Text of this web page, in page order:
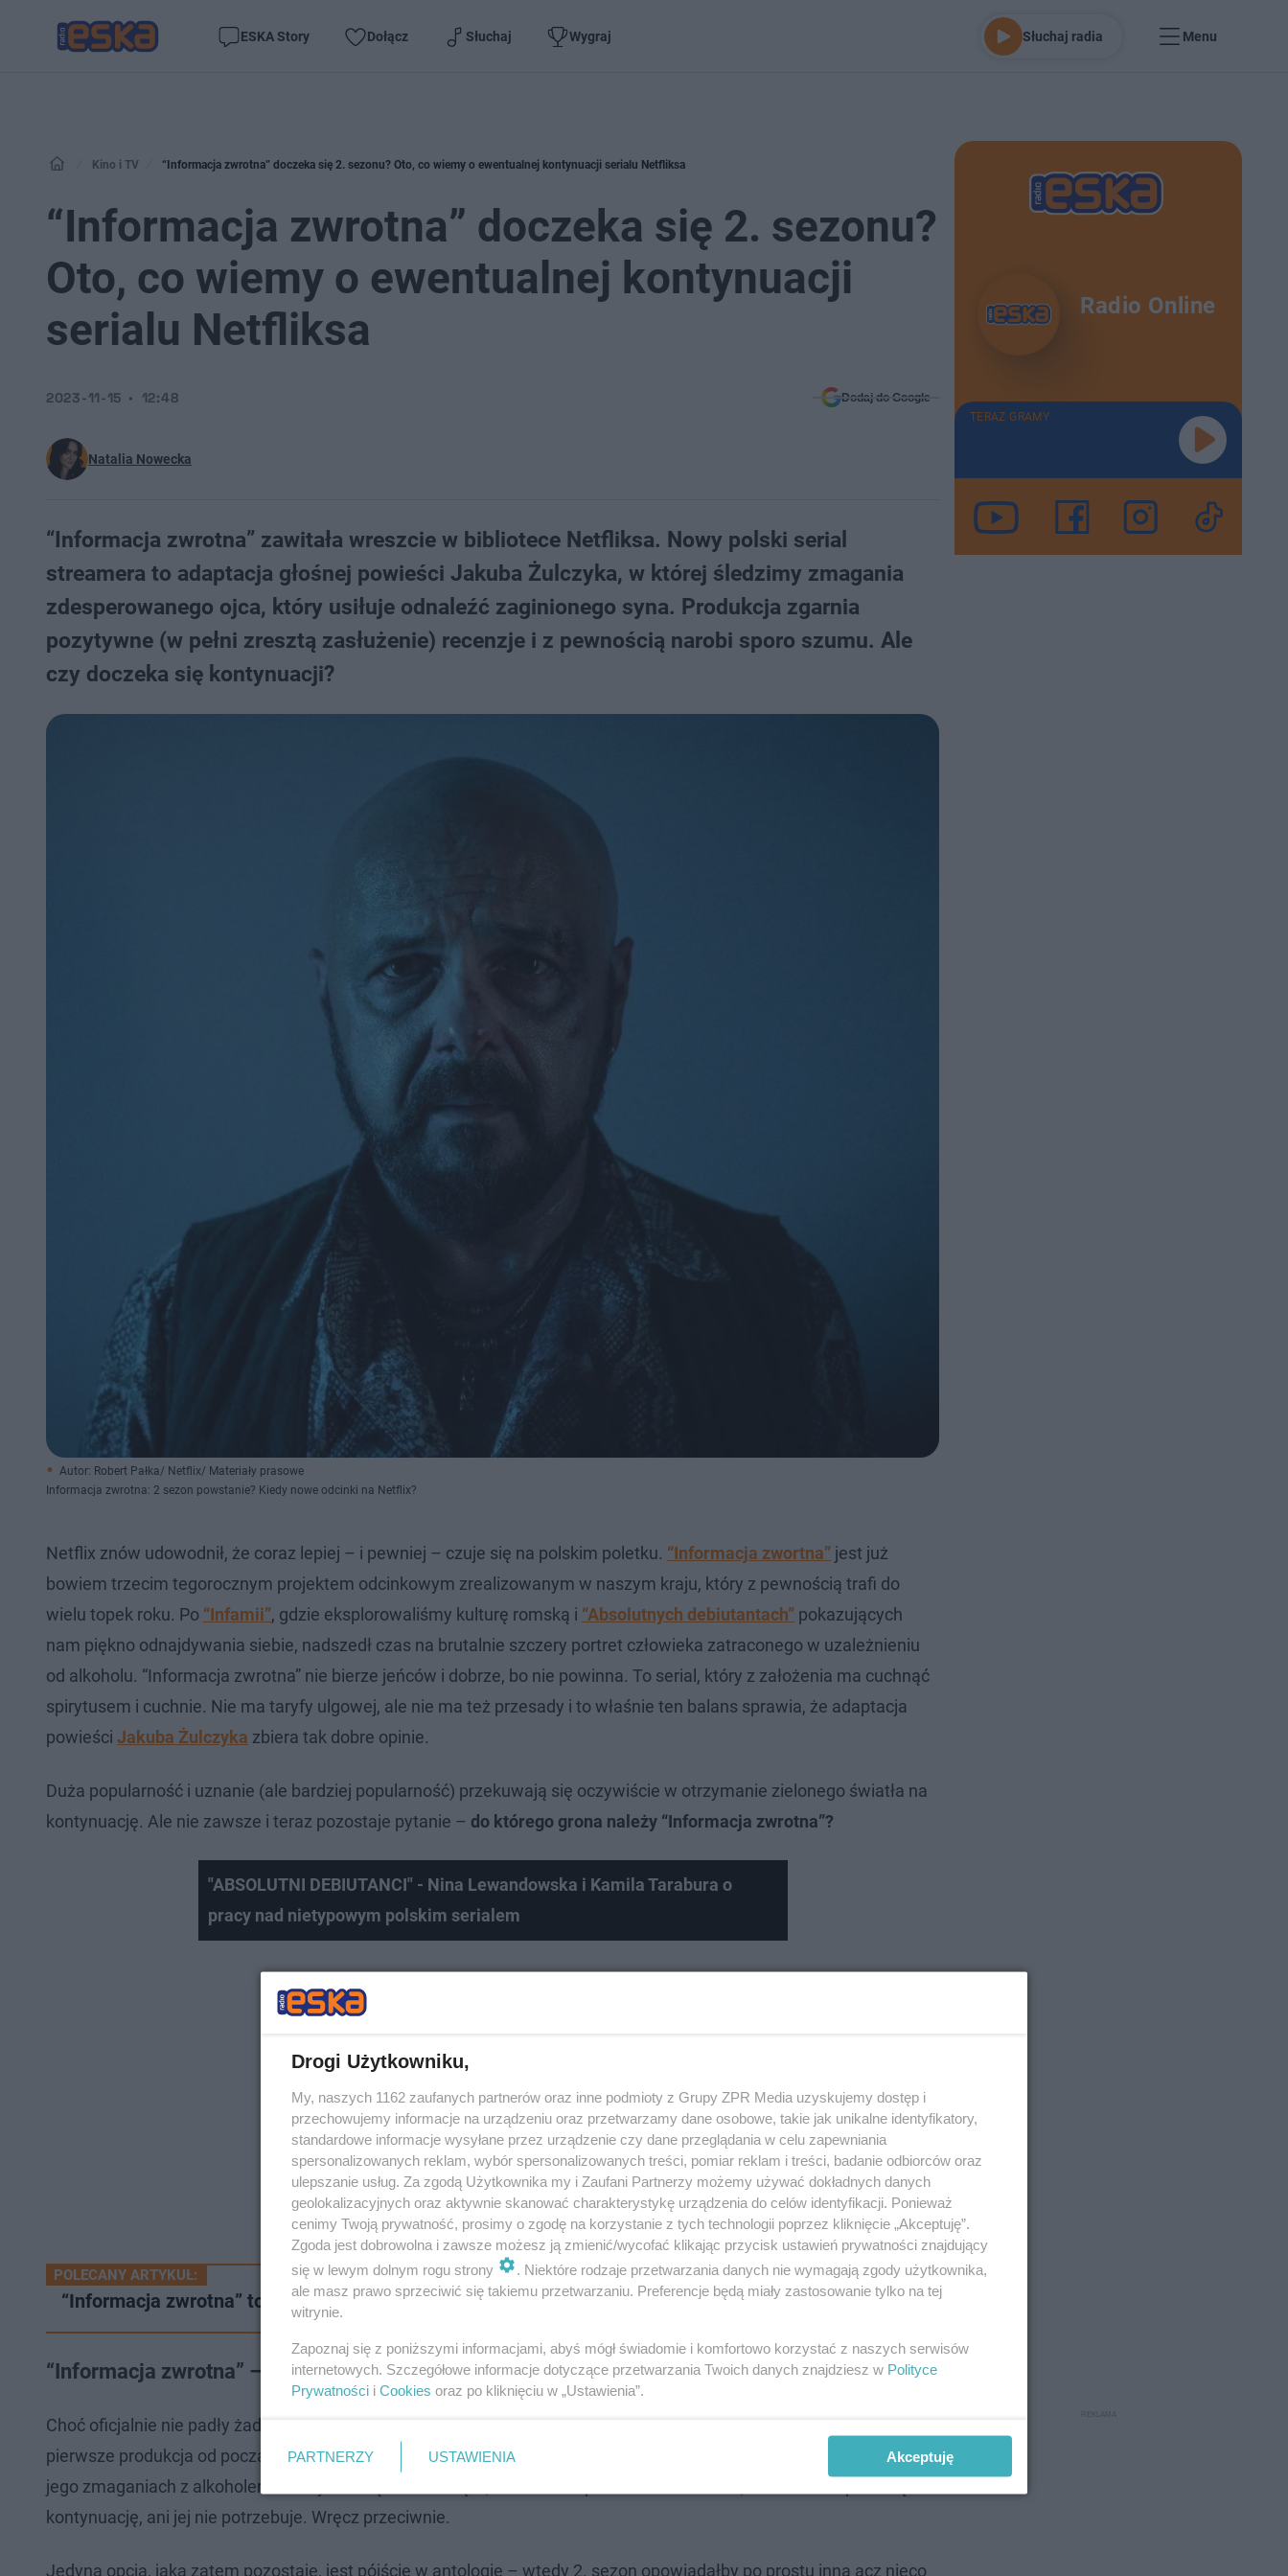
ESKA Story Dołącz Słuchaj Wygraj Słuchaj radia Menu
Kino i TV “Informacja zwrotna” doczeka się 2. sezonu? Oto, co wiemy o ewentualnej kontynuacji serialu Netfliksa
“Informacja zwrotna” doczeka się 2. sezonu?
Oto, co wiemy o ewentualnej kontynuacji
serialu Netfliksa
Natalia Nowecka
2023-11-15 12:48 Dodaj do Google
“Informacja zwrotna” zawitała wreszcie w bibliotece Netfliksa. Nowy polski serial
streamera to adaptacja głośnej powieści Jakuba Żulczyka, w której śledzimy zmagania
zdesperowanego ojca, który usiłuje odnaleźć zaginionego syna. Produkcja zgarnia
pozytywne (w pełni zresztą zasłużenie) recenzje i z pewnością narobi sporo szumu. Ale
czy doczeka się kontynuacji?
Autor: Robert Pałka/ Netflix/ Materiały prasowe
Informacja zwrotna: 2 sezon powstanie? Kiedy nowe odcinki na Netflix?
Netflix znów udowodnił, że coraz lepiej – i pewniej – czuje się na polskim poletku. “Informacja zwortna” jest już
bowiem trzecim tegorocznym projektem odcinkowym zrealizowanym w naszym kraju, który z pewnością trafi do
wielu topek roku. Po “Infamii”, gdzie eksplorowaliśmy kulturę romską i “Absolutnych debiutantach” pokazujących
nam piękno odnajdywania siebie, nadszedł czas na brutalnie szczery portret człowieka zatraconego w uzależnieniu
od alkoholu. “Informacja zwrotna” nie bierze jeńców i dobrze, bo nie powinna. To serial, który z założenia ma cuchnąć
spirytusem i cuchnie. Nie ma taryfy ulgowej, ale nie ma też przesady i to właśnie ten balans sprawia, że adaptacja
powieści Jakuba Żulczyka zbiera tak dobre opinie.
Duża popularność i uznanie (ale bardziej popularność) przekuwają się oczywiście w otrzymanie zielonego światła na
kontynuację. Ale nie zawsze i teraz pozostaje pytanie – do którego grona należy “Informacja zwrotna”?
"ABSOLUTNI DEBIUTANCI" - Nina Lewandowska i Kamila Tarabura o
pracy nad nietypowym polskim serialem
POLECANY ARTYKUŁ:
“Informacja zwrotna” to aktorski popis Arkadiusza Jakubika (RECENZJA)
“Informacja zwrotna” – 2. sezon (raczej) nie powstanie
Choć oficjalnie nie padły żadne konkrety,
pierwsze produkcja od początku reklamowana jest jako MINIserial. Po drugie zaś – po co? Opowieść o Marcinie Kani i
jego zmaganiach z alkoholem i samym sobą to zamknięta, doskonale spuentowana historia, która ani nie prosi się o
kontynuację, ani jej nie potrzebuje. Wręcz przeciwnie.
Jedyną opcją, jaka zatem pozostaje, jest pójście w antologię – wtedy 2. sezon opowiadałby po prostu inną acz nieco
Radio Online
TERAZ GRAMY
Drogi Użytkowniku,
My, naszych 1162 zaufanych partnerów oraz inne podmioty z Grupy ZPR Media uzyskujemy dostęp i
przechowujemy informacje na urządzeniu oraz przetwarzamy dane osobowe, takie jak unikalne identyfikatory,
standardowe informacje wysyłane przez urządzenie czy dane przeglądania w celu zapewniania
spersonalizowanych reklam, wybór spersonalizowanych treści, pomiar reklam i treści, badanie odbiorców oraz
ulepszanie usług. Za zgodą Użytkownika my i Zaufani Partnerzy możemy używać dokładnych danych
geolokalizacyjnych oraz aktywnie skanować charakterystykę urządzenia do celów identyfikacji. Ponieważ
cenimy Twoją prywatność, prosimy o zgodę na korzystanie z tych technologii poprzez kliknięcie „Akceptuję”.
Zgoda jest dobrowolna i zawsze możesz ją zmienić/wycofać klikając przycisk ustawień prywatności znajdujący
się w lewym dolnym rogu strony
. Niektóre rodzaje przetwarzania danych nie wymagają zgody użytkownika,
ale masz prawo sprzeciwić się takiemu przetwarzaniu. Preferencje będą miały zastosowanie tylko na tej
witrynie.
Zapoznaj się z poniższymi informacjami, abyś mógł świadomie i komfortowo korzystać z naszych serwisów
internetowych. Szczegółowe informacje dotyczące przetwarzania Twoich danych znajdziesz w Polityce
Prywatności i Cookies oraz po kliknięciu w „Ustawienia”.
PARTNERZY USTAWIENIA Akceptuję